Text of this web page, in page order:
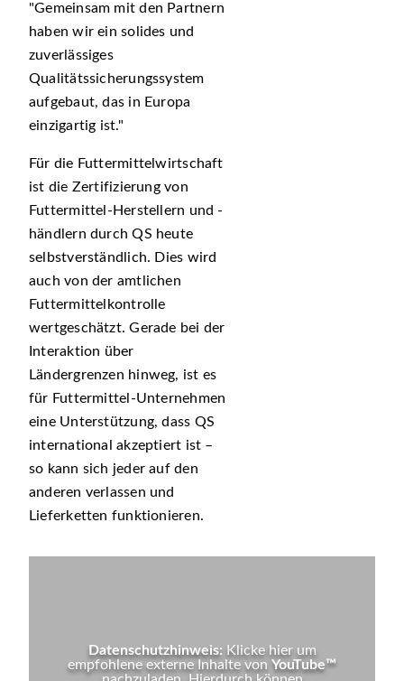
Gemeinsam mit den Partnern
haben wir ein solides und
zuverlässiges
Qualitätssicherungssystem
aufgebaut, das in Europa
einzigartig ist.
Für die Futtermittelwirtschaft
ist die Zertifizierung von
Futtermittel-Herstellern und -
händlern durch QS heute
selbstverständlich. Dies wird
auch von der amtlichen
Futtermittelkontrolle
wertgeschätzt. Gerade bei der
Interaktion über
Ländergrenzen hinweg, ist es
für Futtermittel-Unternehmen
eine Unterstützung, dass QS
international akzeptiert ist –
so kann sich jeder auf den
anderen verlassen und
Lieferketten funktionieren.
Datenschutzhinweis: Klicke hier um
empfohlene externe Inhalte von YouTube™